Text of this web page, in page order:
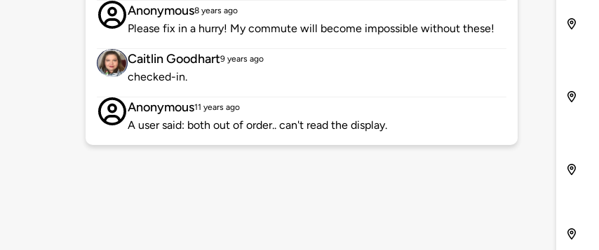
Anonymous8 years ago
Please fix in a hurry! My commute will become impossible without these!
Caitlin Goodhart9 years ago
checked-in.
Anonymous11 years ago
A user said: both out of order.. can't read the display.